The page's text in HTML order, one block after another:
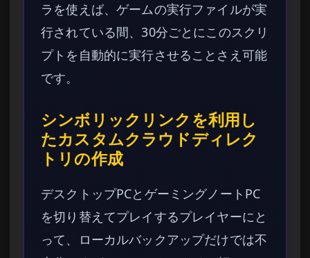
ラを使えば、ゲームの実行ファイルが実
行されている間、30分ごとにこのスクリ
プトを自動的に実行させることさえ可能
です。
シンボリックリンクを利用し
たカスタムクラウドディレク
トリの作成
デスクトップPCとゲーミングノートPC
を切り替えてプレイするプレイヤーにと
って、ローカルバックアップだけでは不